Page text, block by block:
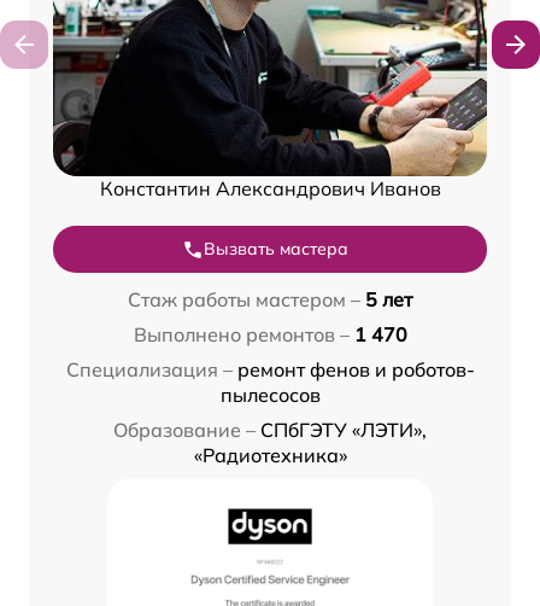
Константин Александрович Иванов
Вызвать мастера
Стаж работы мастером – 5 лет
Выполнено ремонтов – 1 470
Специализация – ремонт фенов и роботов-
пылесосов
Образование – СПбГЭТУ «ЛЭТИ»,
«Радиотехника»